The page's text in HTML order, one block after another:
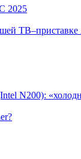
2025
N200):